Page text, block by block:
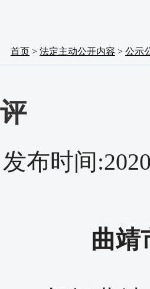
首页 > 法定主动公开内容 > 公示
评
发布时间
曲靖